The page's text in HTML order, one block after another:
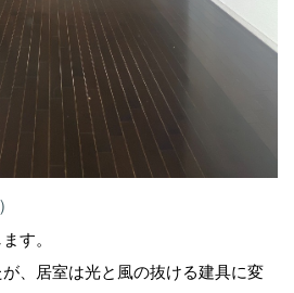
す。
、居室は光と風の抜ける建具に変